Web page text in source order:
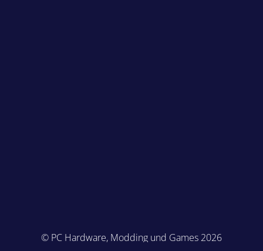
© PC Hardware, Modding und Games 2026